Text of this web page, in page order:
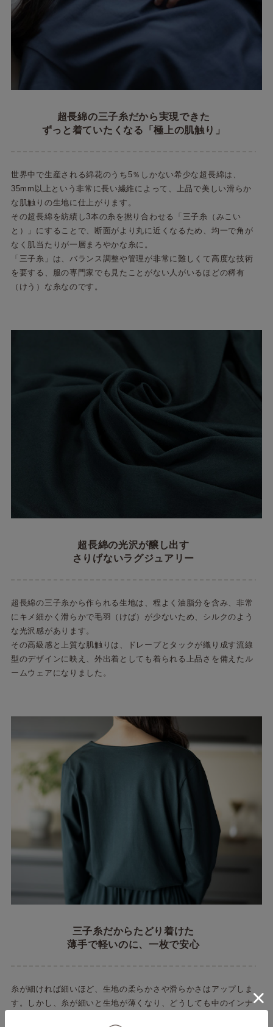
超長綿の三子糸だから実現できた
ずっと着ていたくなる「極上の肌触り」
世界中で生産される綿花のうち5％しかない希少な超長綿は、
35mm以上という非常に長い繊維によって、上品で美しい滑らか
な肌触りの生地に仕上がります。
その超長綿を紡績し3本の糸を撚り合わせる「三子糸（みこい
と）」にすることで、断面がより丸に近くなるため、均一で角が
なく肌当たりが一層まろやかな糸に。
「三子糸」は、バランス調整や管理が非常に難しくて高度な技術
を要する、服の専門家でも見たことがない人がいるほどの稀有
（けう）な糸なのです。
超長綿の光沢が醸し出す
さりげないラグジュアリー
超長綿の三子糸から作られる生地は、程よく油脂分を含み、非常
にキメ細かく滑らかで毛羽（けば）が少ないため、シルクのよう
な光沢感があります。
その高級感と上質な肌触りは、ドレープとタックが織り成す流線
型のデザインに映え、外出着としても着られる上品さを備えたル
ームウェアになりました。
三子糸だからたどり着けた
薄手で軽いのに、一枚で安心
糸が細ければ細いほど、生地の柔らかさや滑らかさはアップしま
す。しかし、糸が細いと生地が薄くなり、どうしても中のインナ